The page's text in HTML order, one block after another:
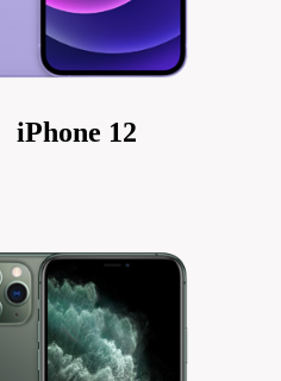
iPhone 12